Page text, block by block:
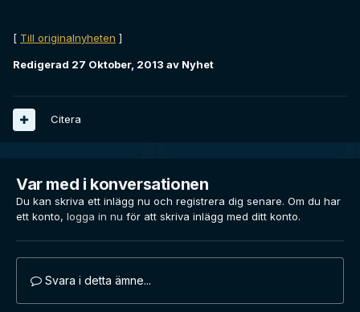
[ Till originalnyheten ]
Redigerad 27 Oktober, 2013 av Nyhet
Citera
Var med i konversationen
Du kan skriva ett inlägg nu och registrera dig senare. Om du har
ett konto, logga in nu för att skriva inlägg med ditt konto.
Svara i detta ämne...